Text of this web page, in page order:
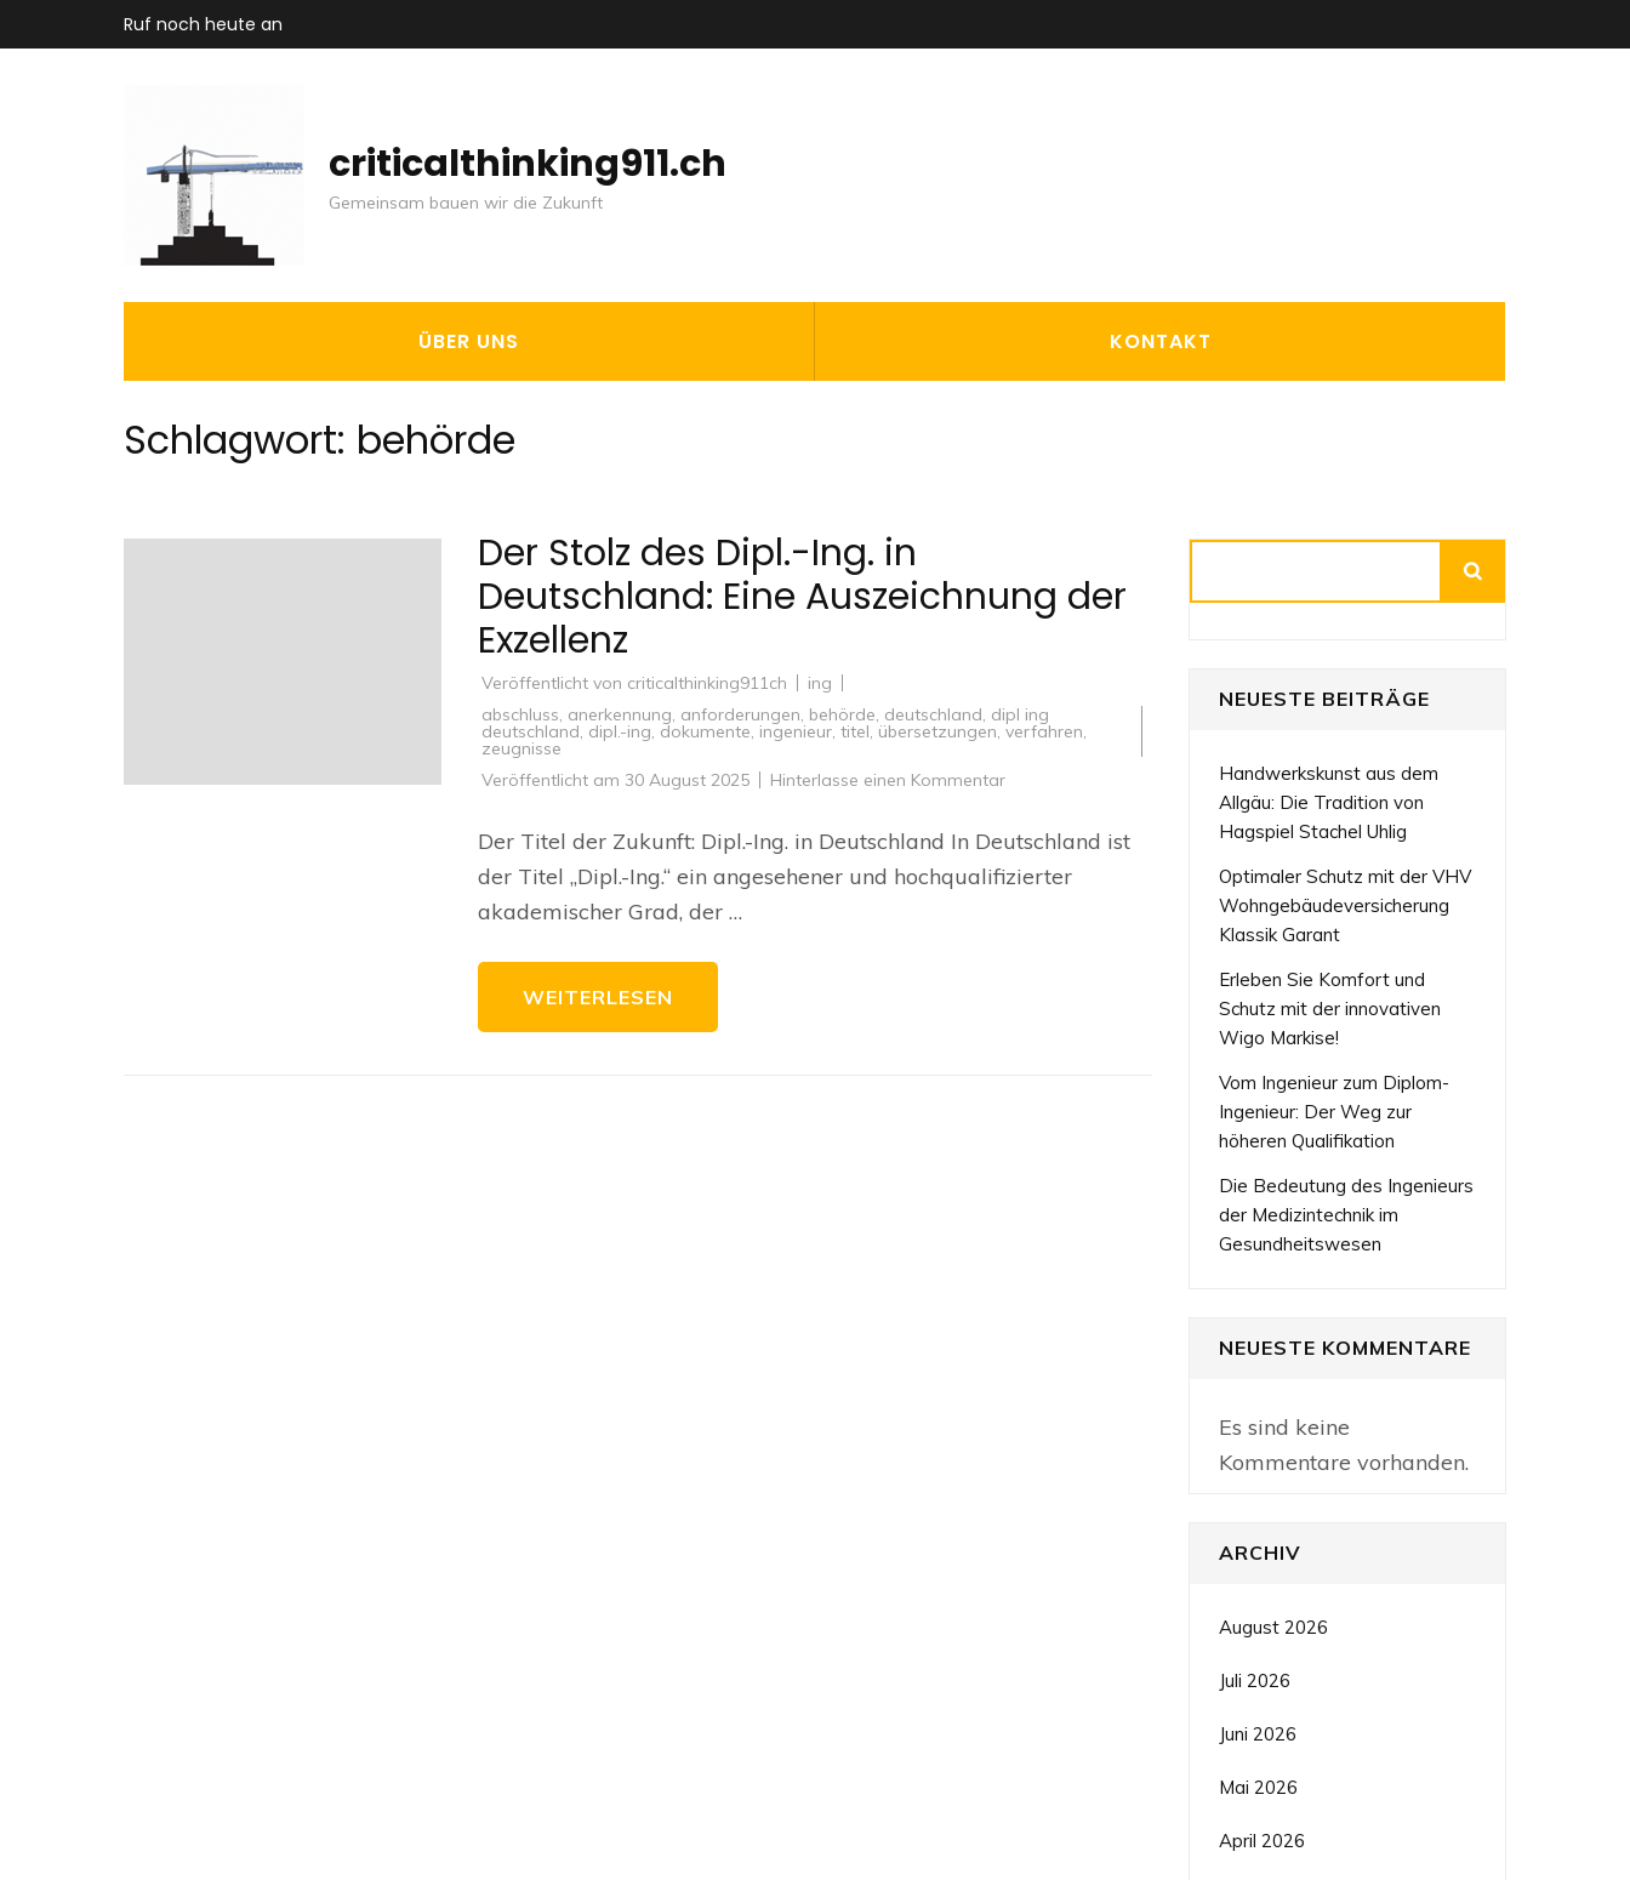
Inhalt
Ruf noch heute an
criticalthinking911.ch
Gemeinsam bauen wir die Zukunft
ÜBER UNS KONTAKT
Schlagwort: behörde
Der Stolz des Dipl.-Ing. in
Deutschland: Eine Auszeichnung der
Exzellenz
Veröffentlicht von criticalthinking911ch
ing
abschluss, anerkennung, anforderungen, behörde, deutschland, dipl ing
deutschland, dipl.-ing, dokumente, ingenieur, titel, übersetzungen, verfahren,
zeugnisse
Veröffentlicht am 30 August 2025 Hinterlasse einen Kommentarzu
des
Dipl.-
in
Der Titel der Zukunft: Dipl.-Ing. in Deutschland In Deutschland ist
der Titel „Dipl.-Ing.“ ein angesehener und hochqualifizierter
akademischer Grad, der …
WEITERLESEN
NEUESTE BEITRÄGE
Handwerkskunst aus dem
Allgäu: Die Tradition von
Hagspiel Stachel Uhlig
Optimaler Schutz mit der VHV
Wohngebäudeversicherung
Klassik Garant
Erleben Sie Komfort und
Schutz mit der innovativen
Wigo Markise!
Vom Ingenieur zum Diplom-
Ingenieur: Der Weg zur
höheren Qualifikation
Die Bedeutung des Ingenieurs
der Medizintechnik im
Gesundheitswesen
NEUESTE KOMMENTARE
Es sind keine
Kommentare vorhanden.
ARCHIV
August 2026
Juli 2026
Juni 2026
Mai 2026
April 2026